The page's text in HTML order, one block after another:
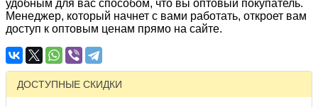
удобным для вас способом, что вы оптовый покупатель.
Менеджер, который начнет с вами работать, откроет вам
доступ к оптовым ценам прямо на сайте.
ДОСТУПНЫЕ СКИДКИ